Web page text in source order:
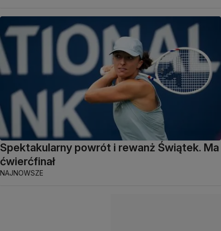
Spektakularny powrót i rewanż Świątek. Ma
ćwierćfinał
NAJNOWSZE